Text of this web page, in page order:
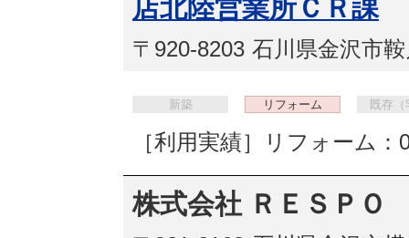
店北陸営業所ＣＲ課
〒920-8203 石川県金沢市
新築 リフォーム 既存（
［利用実績］リフォーム：
株式会社 ＲＥＳＰＯ